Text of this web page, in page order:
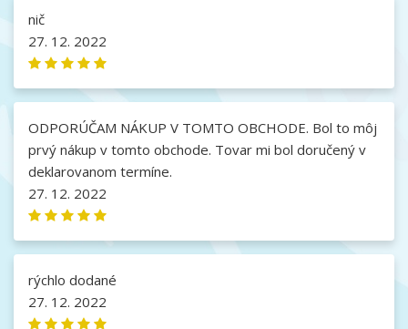
nič
27. 12. 2022
ODPORÚČAM NÁKUP V TOMTO OBCHODE. Bol to môj
prvý nákup v tomto obchode. Tovar mi bol doručený v
deklarovanom termíne.
27. 12. 2022
rýchlo dodané
27. 12. 2022